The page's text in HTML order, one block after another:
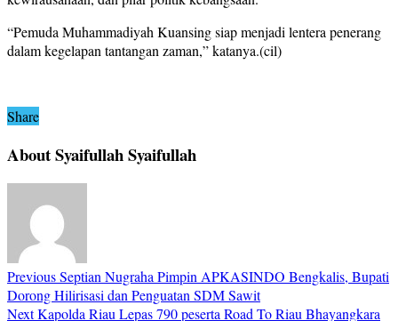
“Pemuda Muhammadiyah Kuansing siap menjadi lentera penerang
dalam kegelapan tantangan zaman,” katanya.(cil)
Share
About Syaifullah Syaifullah
PreviousSeptian Nugraha Pimpin APKASINDO Bengkalis, Bupati
Dorong Hilirisasi dan Penguatan SDM Sawit
NextKapolda Riau Lepas 790 peserta Road To Riau Bhayangkara